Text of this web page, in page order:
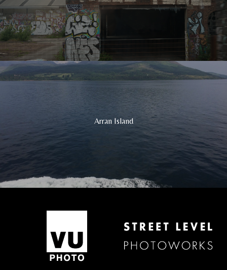
Arran Island